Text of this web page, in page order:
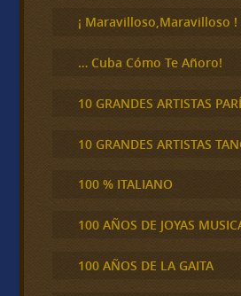
¡ Maravilloso,Maravilloso !
… Cuba Cómo Te Añoro!
10 GRANDES ARTISTAS
10 GRANDES ARTISTAS
100 % ITALIANO
100 AÑOS DE JOYAS
100 AÑOS DE LA GAITA